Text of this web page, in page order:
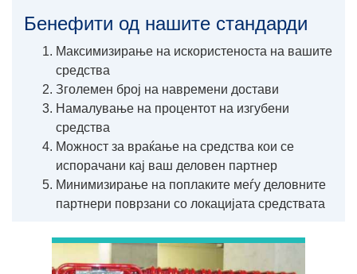
Бенефити од нашите стандарди
Максимизирање на искористеноста на вашите
средства
Зголемен број на навремени достави
Намалување на процентот на изгубени
средства
Можност за враќање на средства кои се
испорачани кај ваш деловен партнер
Минимизирање на поплаките меѓу деловните
партнери поврзани со локацијата средствата